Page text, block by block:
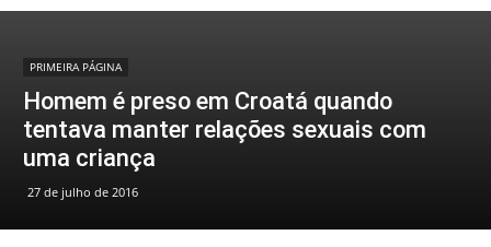
PRIMEIRA PÁGINA
Homem é preso em Croatá quando
tentava manter relações sexuais com
uma criança
27 de julho de 2016